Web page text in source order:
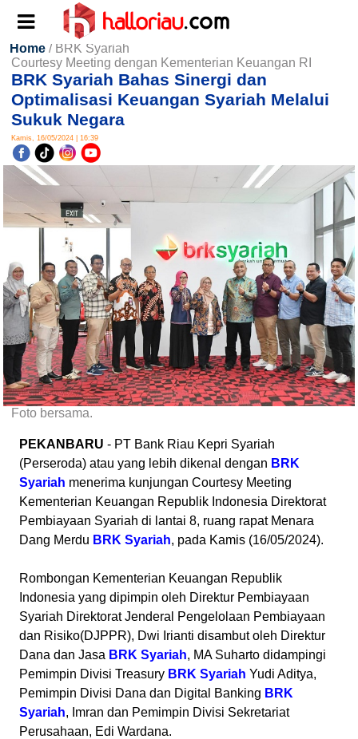
Home / BRK Syariah
Courtesy Meeting dengan Kementerian Keuangan RI
BRK Syariah Bahas Sinergi dan
Optimalisasi Keuangan Syariah Melalui
Sukuk Negara
Kamis, 16/05/2024 | 16:39
Foto bersama.
PEKANBARU - PT Bank Riau Kepri Syariah
(Perseroda) atau yang lebih dikenal dengan BRK
Syariah menerima kunjungan Courtesy Meeting
Kementerian Keuangan Republik Indonesia Direktorat
Pembiayaan Syariah di lantai 8, ruang rapat Menara
Dang Merdu BRK Syariah, pada Kamis (16/05/2024).
Rombongan Kementerian Keuangan Republik
Indonesia yang dipimpin oleh Direktur Pembiayaan
Syariah Direktorat Jenderal Pengelolaan Pembiayaan
dan Risiko(DJPPR), Dwi Irianti disambut oleh Direktur
Dana dan Jasa BRK Syariah, MA Suharto didampingi
Pemimpin Divisi Treasury BRK Syariah Yudi Aditya,
Pemimpin Divisi Dana dan Digital Banking BRK
Syariah, Imran dan Pemimpin Divisi Sekretariat
Perusahaan, Edi Wardana.